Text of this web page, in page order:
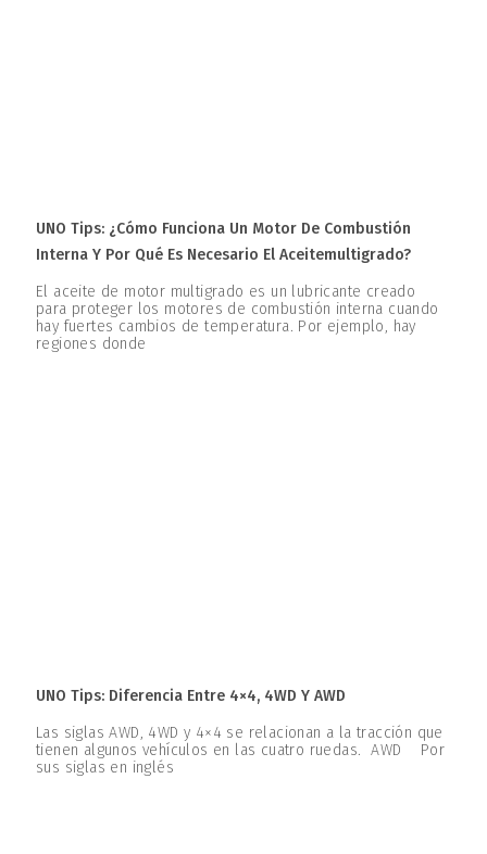
UNO Tips: ¿Cómo Funciona Un Motor De Combustión
Interna Y Por Qué Es Necesario El Aceitemultigrado?
El aceite de motor multigrado es un lubricante creado
para proteger los motores de combustión interna cuando
hay fuertes cambios de temperatura. Por ejemplo, hay
regiones donde
UNO Tips: Diferencia Entre 4×4, 4WD Y AWD
Las siglas AWD, 4WD y 4×4 se relacionan a la tracción que
tienen algunos vehículos en las cuatro ruedas. AWD Por
sus siglas en inglés